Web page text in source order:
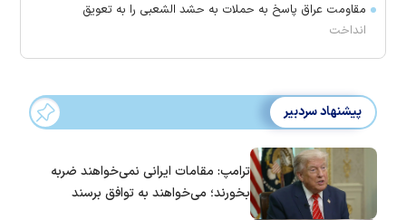
مقاومت عراق پاسخ به حملات به حشد الشعبی را به تعویق
انداخت
پیشنهاد سردبیر
ترامپ: مقامات ایرانی نمی‌خواهند ضربه
بخورند؛ می‌خواهند به توافق برسند